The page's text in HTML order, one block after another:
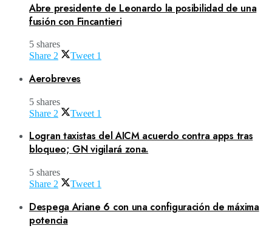
Abre presidente de Leonardo la posibilidad de una
fusión con Fincantieri
5 shares
Share 2 Tweet 1
Aerobreves
5 shares
Share 2 Tweet 1
Logran taxistas del AICM acuerdo contra apps tras
bloqueo; GN vigilará zona.
5 shares
Share 2 Tweet 1
Despega Ariane 6 con una configuración de máxima
potencia